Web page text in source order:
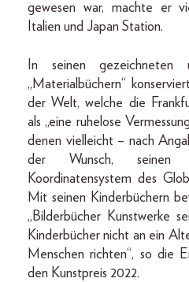
gewesen war, machte er
Italien und Japan Station.
In seinen gezeichneten
„Materialbüchern“
der Welt, welche die
als „eine ruhelose
denen vielleicht – nach
der Wunsch,
Koordinatensystem des
Mit seinen Kinderbüchern
„Bilderbücher Kunstwerke
Kinderbücher nicht an ein
Menschen richten“, so die
den Kunstpreis 2022.